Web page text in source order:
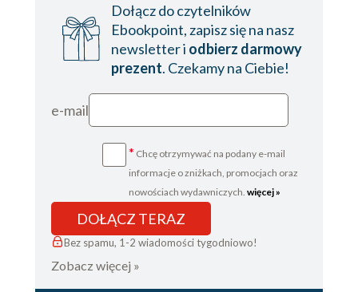
Dołącz do czytelników
Ebookpoint, zapisz się na nasz
newsletter i odbierz darmowy
prezent. Czekamy na Ciebie!
e-mail
* Chcę otrzymywać na podany e-mail
informacje o zniżkach, promocjach oraz
nowościach wydawniczych. więcej »
DOŁĄCZ TERAZ
Bez spamu, 1-2 wiadomości tygodniowo!
Zobacz więcej »